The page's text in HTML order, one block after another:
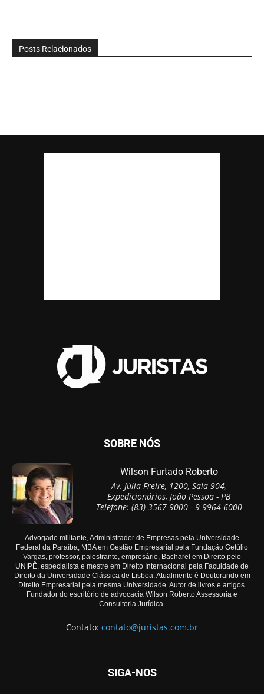
Posts Relacionados
SOBRE NÓS
Wilson Furtado Roberto
Av. Júlia Freire, 1200, Sala 904,
Expedicionários, João Pessoa - PB
Telefone: (83) 3567-9000 - 9 9964-6000
Advogado militante, Administrador de Empresas pela Universidade
Federal da Paraíba, MBA em Gestão Empresarial pela Fundação Getúlio
Vargas, professor, palestrante, empresário, Bacharel em Direito pelo
UNIPÊ, especialista e mestre em Direito Internacional pela Faculdade de
Direito da Universidade Clássica de Lisboa. Atualmente é Doutorando em
Direito Empresarial pela mesma Universidade. Autor de livros e artigos.
Fundador do escritório de advocacia Wilson Roberto Assessoria e
Consultoria Jurídica.
Contato: contato@juristas.com.br
SIGA-NOS